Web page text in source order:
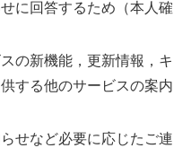
に回答するため（本人確
の新機能，更新情報，キ
する他のサービスの案内
せなど必要に応じたご連